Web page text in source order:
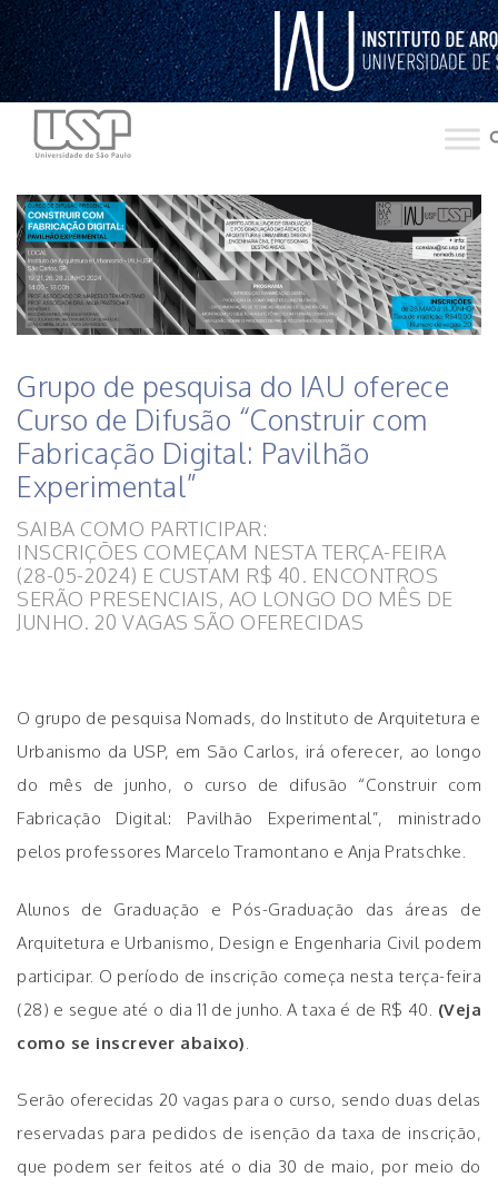
Pular
para
o
conteúdo
Grupo de pesquisa do IAU oferece
Curso de Difusão “Construir com
Fabricação Digital: Pavilhão
Experimental”
SAIBA COMO PARTICIPAR:
INSCRIÇÕES COMEÇAM NESTA TERÇA-FEIRA
(28-05-2024) E CUSTAM R$ 40. ENCONTROS
SERÃO PRESENCIAIS, AO LONGO DO MÊS DE
JUNHO. 20 VAGAS SÃO OFERECIDAS
O grupo de pesquisa Nomads, do Instituto de Arquitetura e
Urbanismo da USP, em São Carlos, irá oferecer, ao longo
do mês de junho, o curso de difusão “Construir com
Fabricação Digital: Pavilhão Experimental”, ministrado
pelos professores Marcelo Tramontano e Anja Pratschke.
Alunos de Graduação e Pós-Graduação das áreas de
Arquitetura e Urbanismo, Design e Engenharia Civil podem
participar. O período de inscrição começa nesta terça-feira
(28) e segue até o dia 11 de junho. A taxa é de R$ 40. (Veja
como se inscrever abaixo)
Serão oferecidas 20 vagas para o curso, sendo duas delas
reservadas para pedidos de isenção da taxa de inscrição,
que podem ser feitos até o dia 30 de maio, por meio do